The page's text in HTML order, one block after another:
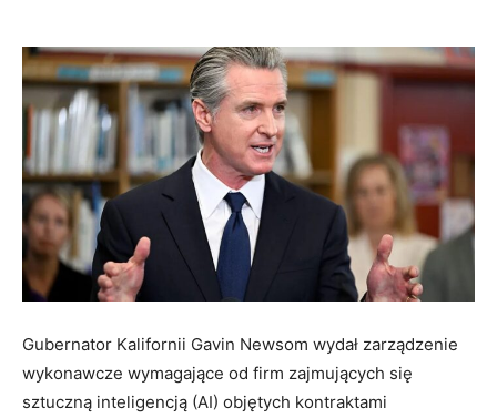
Gubernator Kalifornii Gavin Newsom wydał zarządzenie
wykonawcze wymagające od firm zajmujących się
sztuczną inteligencją (AI) objętych kontraktami